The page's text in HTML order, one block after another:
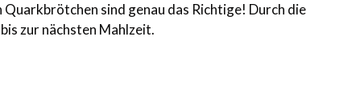
Quarkbrötchen sind genau das Richtige! Durch die
zur nächsten Mahlzeit.